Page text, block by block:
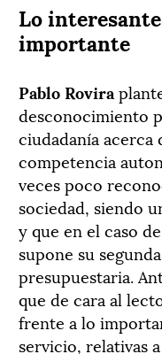
Lo
importante
Pablo Rovira
desconocimiento
ciudadanía acerca
competencia
veces poco
sociedad, siendo
y que en el caso
supone su
presupuestaria.
que de cara al
frente a lo
servicio, relativas